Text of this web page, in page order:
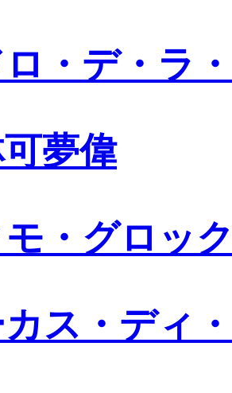
・デ・ラ
夢偉
・グロッ
カス・ディ